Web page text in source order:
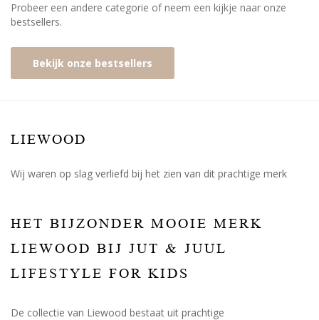
Probeer een andere categorie of neem een kijkje naar onze
bestsellers.
Bekijk onze bestsellers
LIEWOOD
Wij waren op slag verliefd bij het zien van dit prachtige merk
HET BIJZONDER MOOIE MERK
LIEWOOD BIJ JUT & JUUL
LIFESTYLE FOR KIDS
De collectie van Liewood bestaat uit prachtige